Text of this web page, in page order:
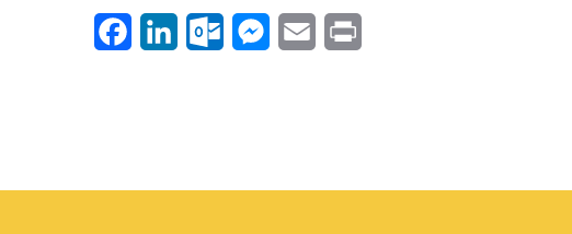
FacebookLinkedInOutlook.comMessenger
Email